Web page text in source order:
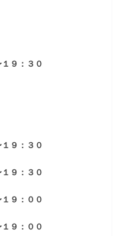
９：３０
９：３０
９：３０
９：００
９：００